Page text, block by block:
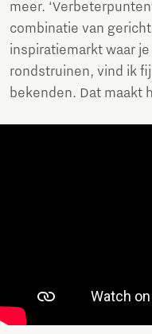
meer.
combinatie van
inspiratiemarkt waar
rondstruinen, vind ik
bekenden. Dat maakt